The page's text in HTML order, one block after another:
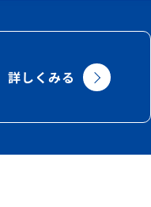
詳しくみる